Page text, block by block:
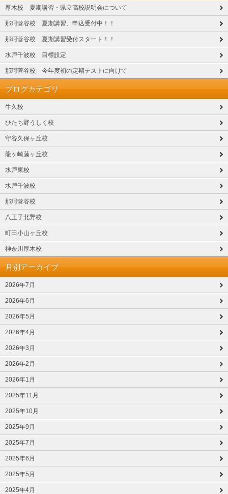
厚木校 夏期講習・県立高校説明会について
那珂菅谷校 夏期講習、申込受付中！！
那珂菅谷校 夏期講習受付スタート！！
水戸千波校 目標設定
那珂菅谷校 今年度初の定期テストに向けて
ブログカテゴリ
牛久校
ひたち野うしく校
守谷久保ヶ丘校
龍ヶ崎藤ヶ丘校
水戸東校
水戸千波校
那珂菅谷校
八王子北野校
町田小山ヶ丘校
神奈川厚木校
月別アーカイブ
2026年7月
2026年6月
2026年5月
2026年4月
2026年3月
2026年2月
2026年1月
2025年11月
2025年10月
2025年9月
2025年7月
2025年6月
2025年5月
2025年4月